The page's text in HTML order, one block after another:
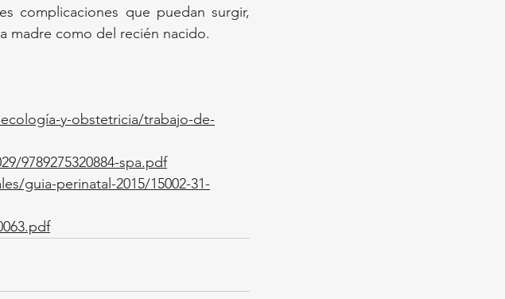
complicaciones que puedan surgir,
madre como del recién nacido.
y-obstetricia/trabajo-de-
9789275320884-spa.pdf
guia-perinatal-2015/15002-31-